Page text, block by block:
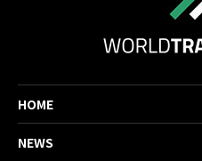
HOME
NEWS